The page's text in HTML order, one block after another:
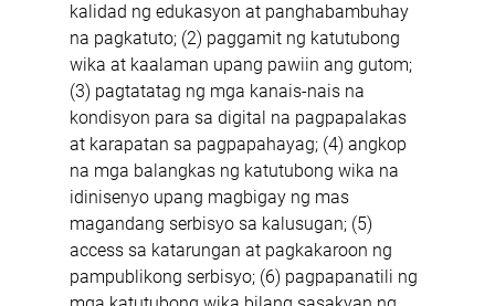
kalidad ng edukasyon at panghabambuhay
na pagkatuto; (2) paggamit ng katutubong
wika at kaalaman upang pawiin ang gutom;
(3) pagtatatag ng mga kanais-nais na
kondisyon para sa digital na pagpapalakas
at karapatan sa pagpapahayag; (4) angkop
na mga balangkas ng katutubong wika na
idinisenyo upang magbigay ng mas
magandang serbisyo sa kalusugan; (5)
access sa katarungan at pagkakaroon ng
pampublikong serbisyo; (6) pagpapanatili ng